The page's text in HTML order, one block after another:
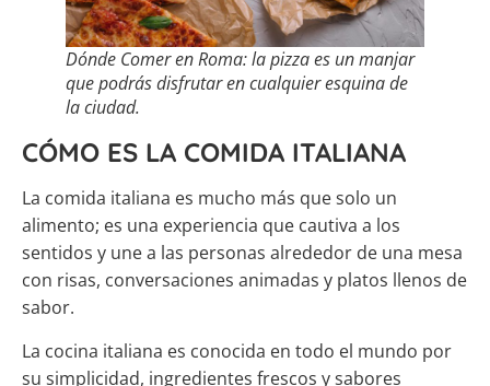
Dónde Comer en Roma: la pizza es un manjar
que podrás disfrutar en cualquier esquina de
la ciudad.
CÓMO ES LA COMIDA ITALIANA
La comida italiana es mucho más que solo un
alimento; es una experiencia que cautiva a los
sentidos y une a las personas alrededor de una mesa
con risas, conversaciones animadas y platos llenos de
sabor.
La cocina italiana es conocida en todo el mundo por
su simplicidad, ingredientes frescos y sabores